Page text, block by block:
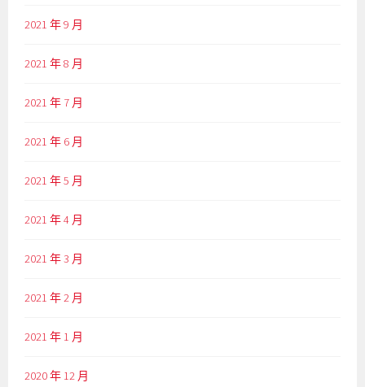
2021 年 9 月
2021 年 8 月
2021 年 7 月
2021 年 6 月
2021 年 5 月
2021 年 4 月
2021 年 3 月
2021 年 2 月
2021 年 1 月
2020 年 12 月